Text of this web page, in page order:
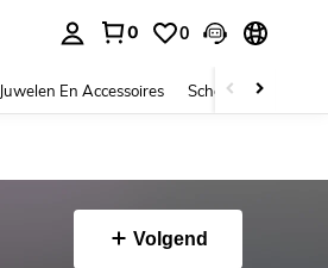
0 0
Juwelen En Accessoires Schoonheid &
Volgend